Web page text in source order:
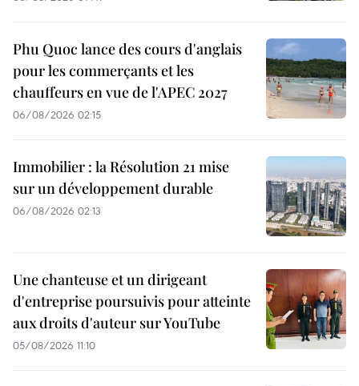
Phu Quoc lance des cours d'anglais
pour les commerçants et les
chauffeurs en vue de l'APEC 2027
06/08/2026 02:15
Immobilier : la Résolution 21 mise
sur un développement durable
06/08/2026 02:13
Une chanteuse et un dirigeant
d'entreprise poursuivis pour atteinte
aux droits d'auteur sur YouTube
05/08/2026 11:10